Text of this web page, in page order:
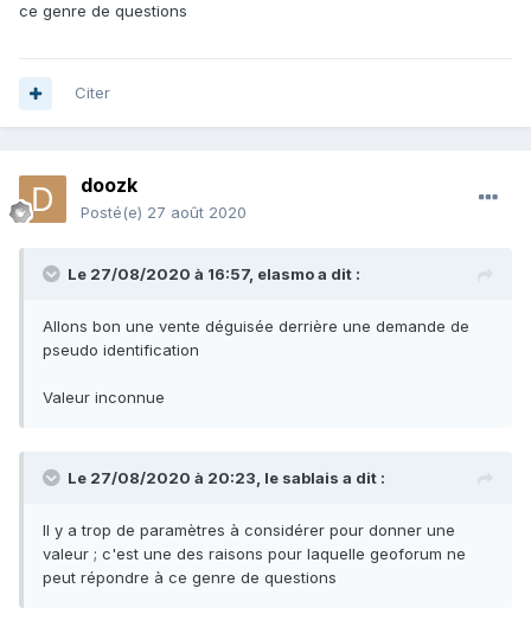
ce genre de questions
Citer
doozk
Posté(e) 27 août 2020
Le 27/08/2020 à 16:57, elasmoa dit :
Allons bon une vente déguisée derrière une demande de
pseudo identification
Valeur inconnue
Le 27/08/2020 à 20:23, le sablais a dit :
Il y a trop de paramètres à considérer pour donner une
valeur ; c'est une des raisons pour laquelle geoforum ne
peut répondre à ce genre de questions